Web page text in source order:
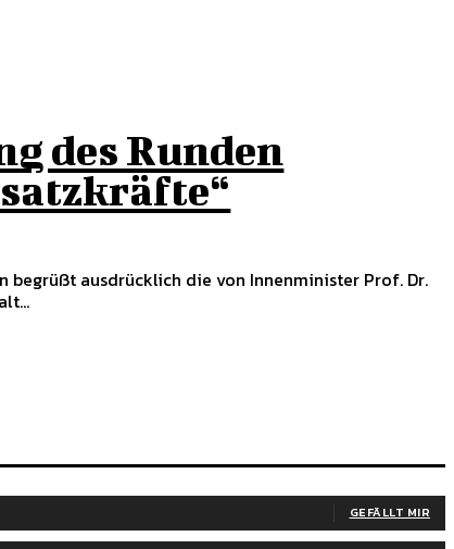
des Runden
GEFÄLLT MIR